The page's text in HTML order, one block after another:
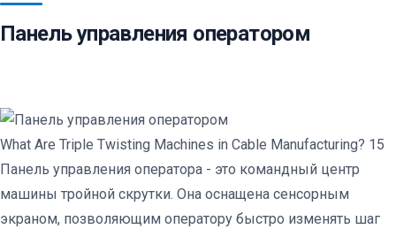
Панель управления оператором
What Are Triple Twisting Machines in Cable Manufacturing? 15
Панель управления оператора - это командный центр
машины тройной скрутки. Она оснащена сенсорным
экраном, позволяющим оператору быстро изменять шаг